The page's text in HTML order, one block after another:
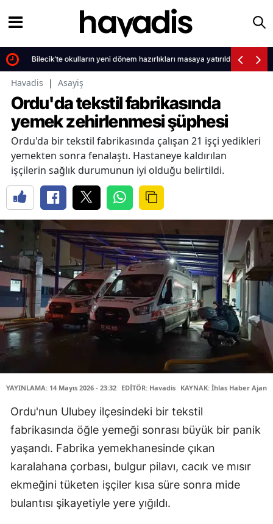
Bilecik’te okulların yeni dönem hazırlıkları masaya yatırıldı
Havadis | Asayiş
Ordu'da tekstil fabrikasında
yemek zehirlenmesi şüphesi
Ordu'da bir tekstil fabrikasında çalışan 21 işçi yedikleri
yemekten sonra fenalaştı. Hastaneye kaldırılan
işçilerin sağlık durumunun iyi olduğu belirtildi.
YAYINLAMA: 14 Mayıs 2026 - 23:32 EDİTÖR: Havadis KAYNAK: İhlas Haber Ajansı
Ordu'nun Ulubey ilçesindeki bir tekstil
fabrikasında öğle yemeği sonrası büyük bir panik
yaşandı. Fabrika yemekhanesinde çıkan
karalahana çorbası, bulgur pilavı, cacık ve mısır
ekmeğini tüketen işçiler kısa süre sonra mide
bulantısı şikayetiyle yere yığıldı.